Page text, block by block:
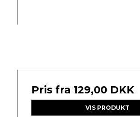
Pris fra 129,00 DKK
VIS PRODUKT